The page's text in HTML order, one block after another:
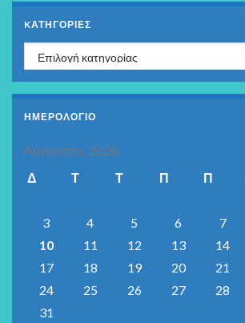
KΑΤΗΓΟΡΊΕΣ
Kατηγορίες
ΗΜΕΡΟΛΟΓΙΟ
Αύγουστος 2026
Δ
Τ Τ Π Π
3
4 5 6 7
10
11 12 13 14
17
18 19 20 21
24
25 26 27 28
31